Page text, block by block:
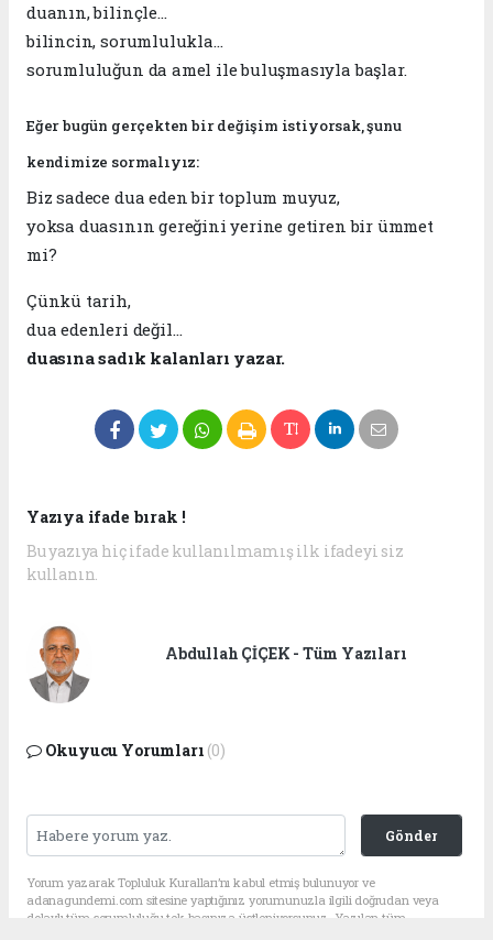
duanın, bilinçle…
bilincin, sorumlulukla…
sorumluluğun da amel ile buluşmasıyla başlar.
Eğer bugün gerçekten bir değişim istiyorsak, şunu
kendimize sormalıyız:
Biz sadece dua eden bir toplum muyuz,
yoksa duasının gereğini yerine getiren bir ümmet
mi?
Çünkü tarih,
dua edenleri değil…
duasına sadık kalanları yazar.
Yazıya ifade bırak !
Bu yazıya hiç ifade kullanılmamış ilk ifadeyi siz
kullanın.
Abdullah ÇİÇEK - Tüm Yazıları
Okuyucu Yorumları (0)
Gönder
Yorum yazarak Topluluk Kuralları’nı kabul etmiş bulunuyor ve
adanagundemi.com sitesine yaptığınız yorumunuzla ilgili doğrudan veya
dolaylı tüm sorumluluğu tek başınıza üstleniyorsunuz. Yazılan tüm